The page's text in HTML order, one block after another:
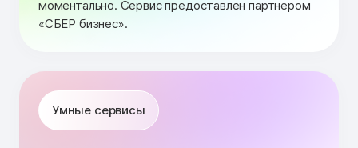
моментально. Сервис предоставлен партнером
«СБЕР бизнес».
Умные сервисы